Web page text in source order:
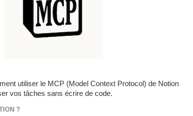
utiliser le MCP (Model Context Protocol) de Notion
vos tâches sans écrire de code.
?